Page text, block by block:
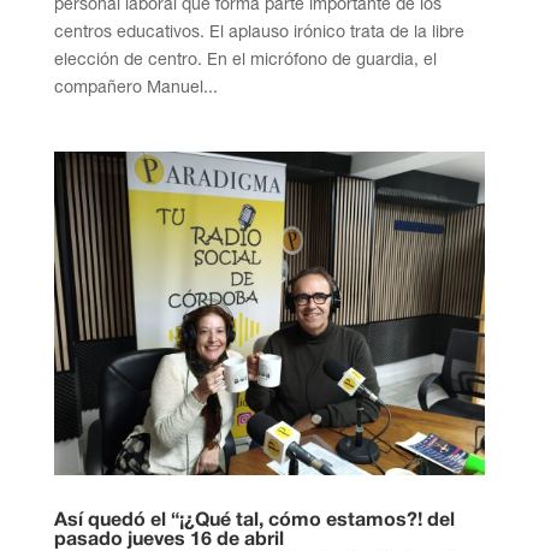
personal laboral que forma parte importante de los
centros educativos. El aplauso irónico trata de la libre
elección de centro. En el micrófono de guardia, el
compañero Manuel...
Así quedó el “¡¿Qué tal, cómo estamos?! del
pasado jueves 16 de abril